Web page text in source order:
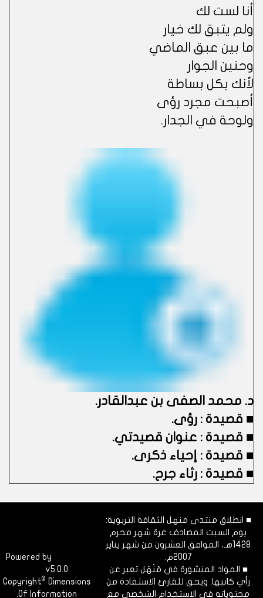
أنا لست لك
ولم يتبق لك خيار
ما بين عبق الماضي
وحنين الجوار
لأنك بكل بساطة
أصبحت مجرد رؤى
ولوحة في الجدار.
د. محمد الصفى بن عبدالقادر.
■ قصيدة : رؤى.
■ قصيدة : عنوان قصيدتي.
■ قصيدة : إحياء ذكرى.
■ قصيدة : رثاء جرح.
■ انطلاق منتدى منهل الثقافة التربوية:
يوم السبت المصادف غرة شهر محرم
1428هـ، الموافق العشرون من شهر يناير
2007م.
■ المواد المنشورة في مَنْهَل تعبر عن
رأي كاتبها. ويحق للقارئ الاستفادة من
محتوياته في الاستخدام الشخصي مع
Powered by
v5.0.0
Copyright©
Dimensions
Of Information.